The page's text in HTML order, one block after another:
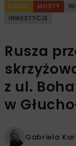
DROGI MOSTY
INWESTYCJE
Rusza
z ul.
w
Gabriela